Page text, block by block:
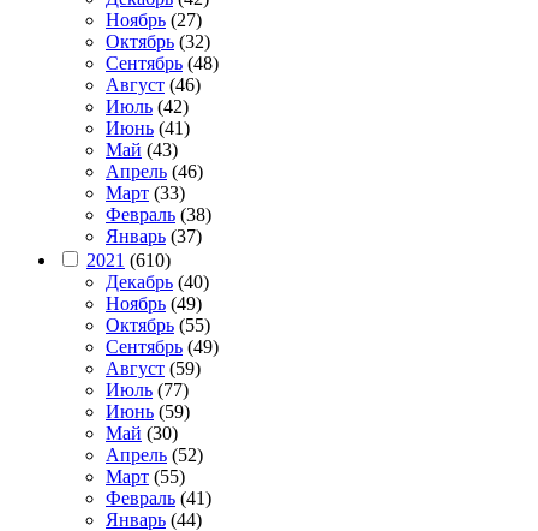
Ноябрь (27)
Октябрь (32)
Сентябрь (48)
Август (46)
Июль (42)
Июнь (41)
Май (43)
Апрель (46)
Март (33)
Февраль (38)
Январь (37)
2021 (610)
Декабрь (40)
Ноябрь (49)
Октябрь (55)
Сентябрь (49)
Август (59)
Июль (77)
Июнь (59)
Май (30)
Апрель (52)
Март (55)
Февраль (41)
Январь (44)